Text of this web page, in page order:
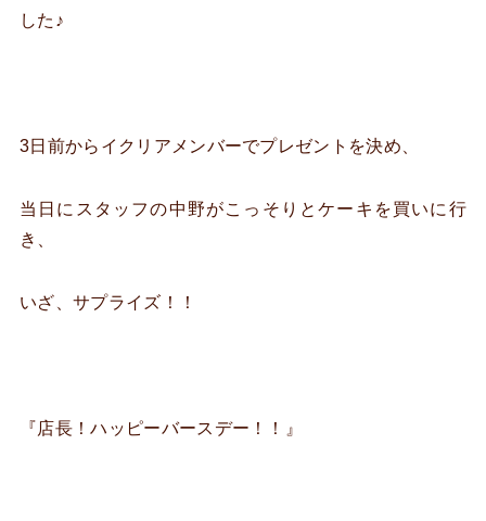
した♪
3日前からイクリアメンバーでプレゼントを決め、
当日にスタッフの中野がこっそりとケーキを買いに行
き、
いざ、サプライズ！！
『店長！ハッピーバースデー！！』